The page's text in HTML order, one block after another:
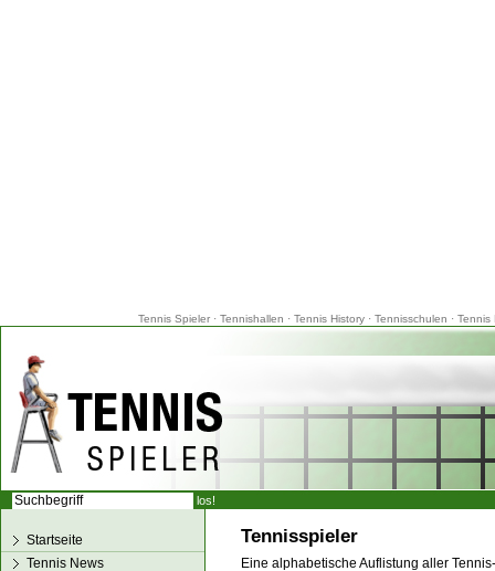
Tennis Spieler· Tennishallen · Tennis History· Tennisschulen · Tennis
Tennisspieler
Eine alphabetische Auflistung aller
Startseite
Tennis News
los!